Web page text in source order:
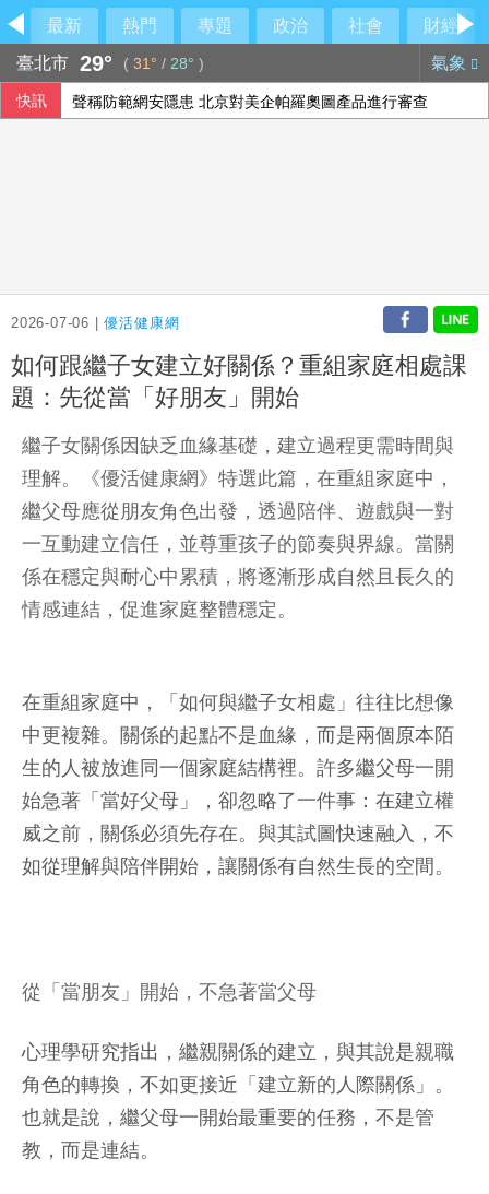
最新 熱門 專題 政治 社會
財經
臺北市 29° ( 31° / 28° ) 氣象
快訊 聲稱防範網安隱患 北京對美企帕羅奧圖產品進行審查
2026-07-06 |優活健康網
如何跟繼子女建立好關係？重組家庭相處課
題：先從當「好朋友」開始
繼子女關係因缺乏血緣基礎，建立過程更需時間與
理解。《優活健康網》特選此篇，在重組家庭中，
繼父母應從朋友角色出發，透過陪伴、遊戲與一對
一互動建立信任，並尊重孩子的節奏與界線。當關
係在穩定與耐心中累積，將逐漸形成自然且長久的
情感連結，促進家庭整體穩定。
在重組家庭中，「如何與繼子女相處」往往比想像
中更複雜。關係的起點不是血緣，而是兩個原本陌
生的人被放進同一個家庭結構裡。許多繼父母一開
始急著「當好父母」，卻忽略了一件事：在建立權
威之前，關係必須先存在。與其試圖快速融入，不
如從理解與陪伴開始，讓關係有自然生長的空間。
從「當朋友」開始，不急著當父母
心理學研究指出，繼親關係的建立，與其說是親職
角色的轉換，不如更接近「建立新的人際關係」。
也就是說，繼父母一開始最重要的任務，不是管
教，而是連結。